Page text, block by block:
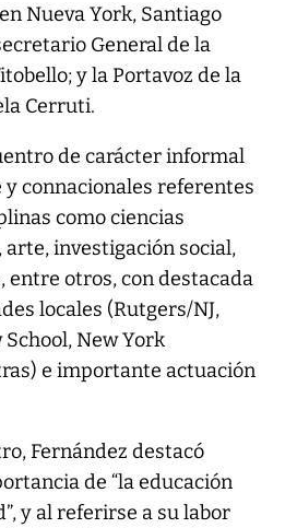
Nueva York, Santiago
General de la
y la Portavoz de la
Cerruti.
de carácter informal
connacionales referentes
como ciencias
arte, investigación social,
entre otros, con destacada
locales (Rutgers/NJ,
New York
e importante actuación
Fernández destacó
de “la educación
y al referirse a su labor